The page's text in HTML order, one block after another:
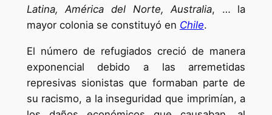
Latina, América del Norte, Australia, … la
mayor colonia se constituyó en Chile.
El número de refugiados creció de manera
exponencial debido a las arremetidas
represivas sionistas que formaban parte de
su racismo, a la inseguridad que imprimían, a